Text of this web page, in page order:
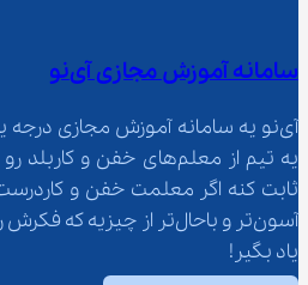
سامانه آموزش مجازی آی‌نو
آی‌نو یه سامانه آموزش مجازی
یه تیم از معلم‌‌های خفن و
ثابت کنه اگر معلمت خفن و
یاد بگیر!